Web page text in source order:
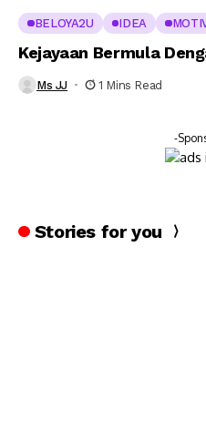
BELOYA2U IDEA
Kejayaan Bermula
Ms JJ 1 Mins Read
-
Stories for you